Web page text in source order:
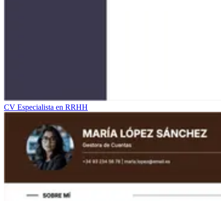
CV Especialista en RRHH